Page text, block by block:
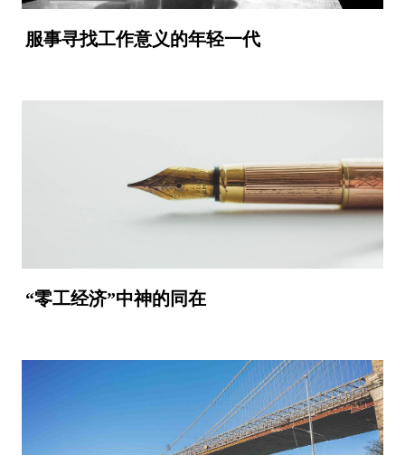
服事寻找工作意义的年轻一代
“零工经济”中神的同在